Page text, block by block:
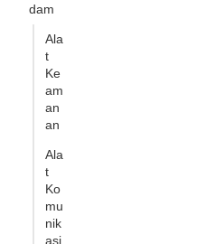
dam
Ala
t
Ke
am
an
an
Ala
t
Ko
mu
nik
asi